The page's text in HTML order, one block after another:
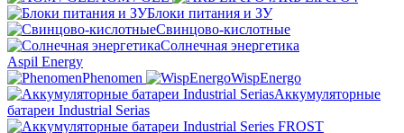
Блоки питания и ЗУ
Свинцово-кислотные
Солнечная энергетика
Aspil Energy
Phenomen
WispEnergo
Аккумуляторные
батареи Industrial Serias